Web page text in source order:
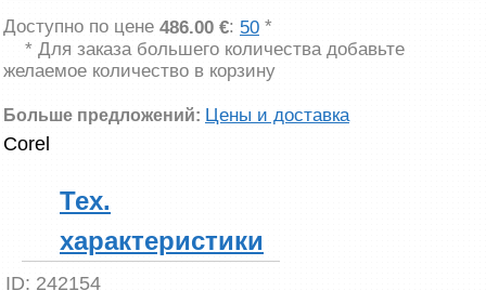
Доступно по цене 486.00 €: 50 *
* Для заказа большего количества добавьте
желаемое количество в корзину
Больше предложений: Цены и доставка
Corel
Тех.
характеристики
ID: 242154